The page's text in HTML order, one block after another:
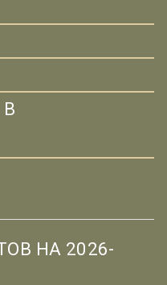
НА 2026-